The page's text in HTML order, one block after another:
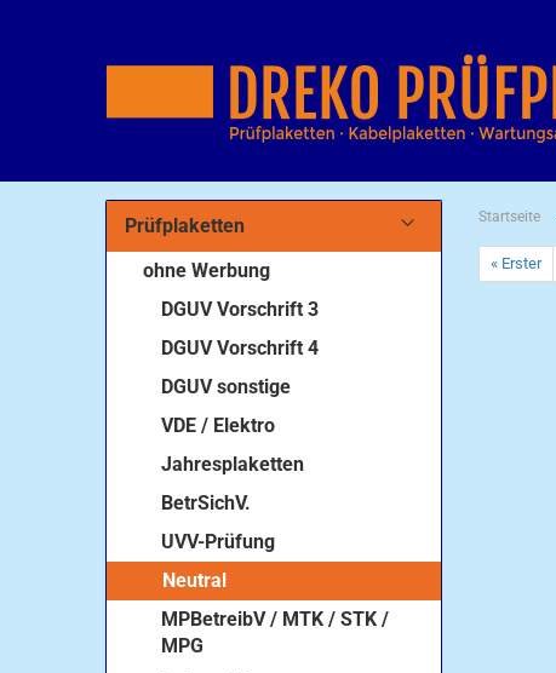
Startseite
« Erster
Prüfplaketten
ohne Werbung
DGUV Vorschrift 3
DGUV Vorschrift 4
DGUV sonstige
VDE / Elektro
Jahresplaketten
BetrSichV.
UVV-Prüfung
Neutral
MPBetreibV / MTK / STK /
MPG